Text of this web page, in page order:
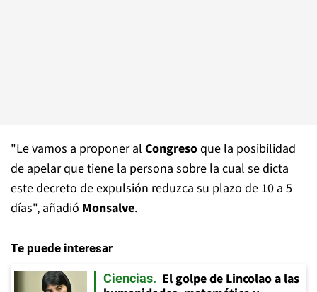
"Le vamos a proponer al Congresoque la posibilidad
de apelar que tiene la persona sobre la cual se dicta
este decreto de expulsión reduzca su plazo de 10 a 5
días", añadió Monsalve.
Te puede interesar
Ciencias
El golpe de Lincolao a las